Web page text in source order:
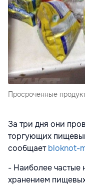
Просроченные
За три дня они
торгующих
сообщает bloknot-
- Наиболее частые
хранением